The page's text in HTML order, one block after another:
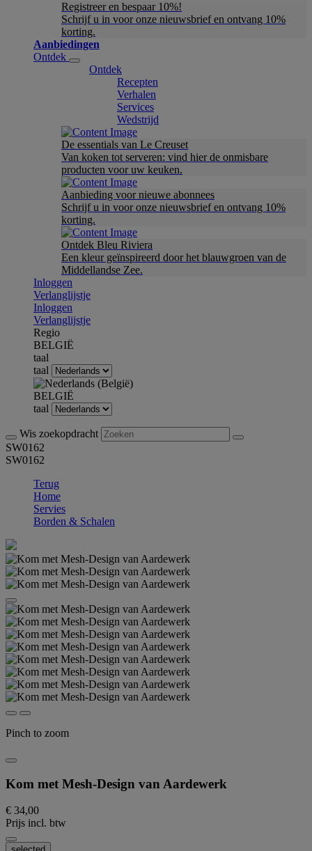
Registreer en bespaar 10%!
Schrijf u in voor onze nieuwsbrief en ontvang 10%
korting.
Aanbiedingen
Ontdek
Ontdek
Recepten
Verhalen
Services
Wedstrijd
De essentials van Le Creuset
Van koken tot serveren: vind hier de onmisbare
producten voor uw keuken.
Aanbieding voor nieuwe abonnees
Schrijf u in voor onze nieuwsbrief en ontvang 10%
korting.
Ontdek Bleu Riviera
Een kleur geïnspireerd door het blauwgroen van de
Middellandse Zee.
Inloggen
Verlanglijstje
Inloggen
Verlanglijstje
Regio
BELGIË
taal
taal
BELGIË
taal
Wis zoekopdracht
SW0162
SW0162
Terug
Home
Servies
Borden & Schalen
Pinch to zoom
Kom met Mesh-Design van Aardewerk
€ 34,00
Prijs incl. btw